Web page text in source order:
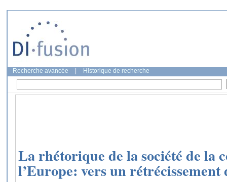
Recherche avancée Historique de recherche
La rhétorique de la société de la
l’Europe: vers un rétrécissement